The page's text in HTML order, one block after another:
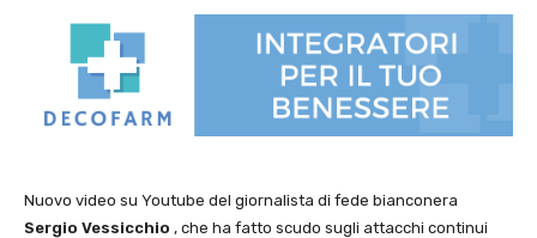
Nuovo video su Youtube del giornalista di fede bianconera
Sergio Vessicchio , che ha fatto scudo sugli attacchi continui